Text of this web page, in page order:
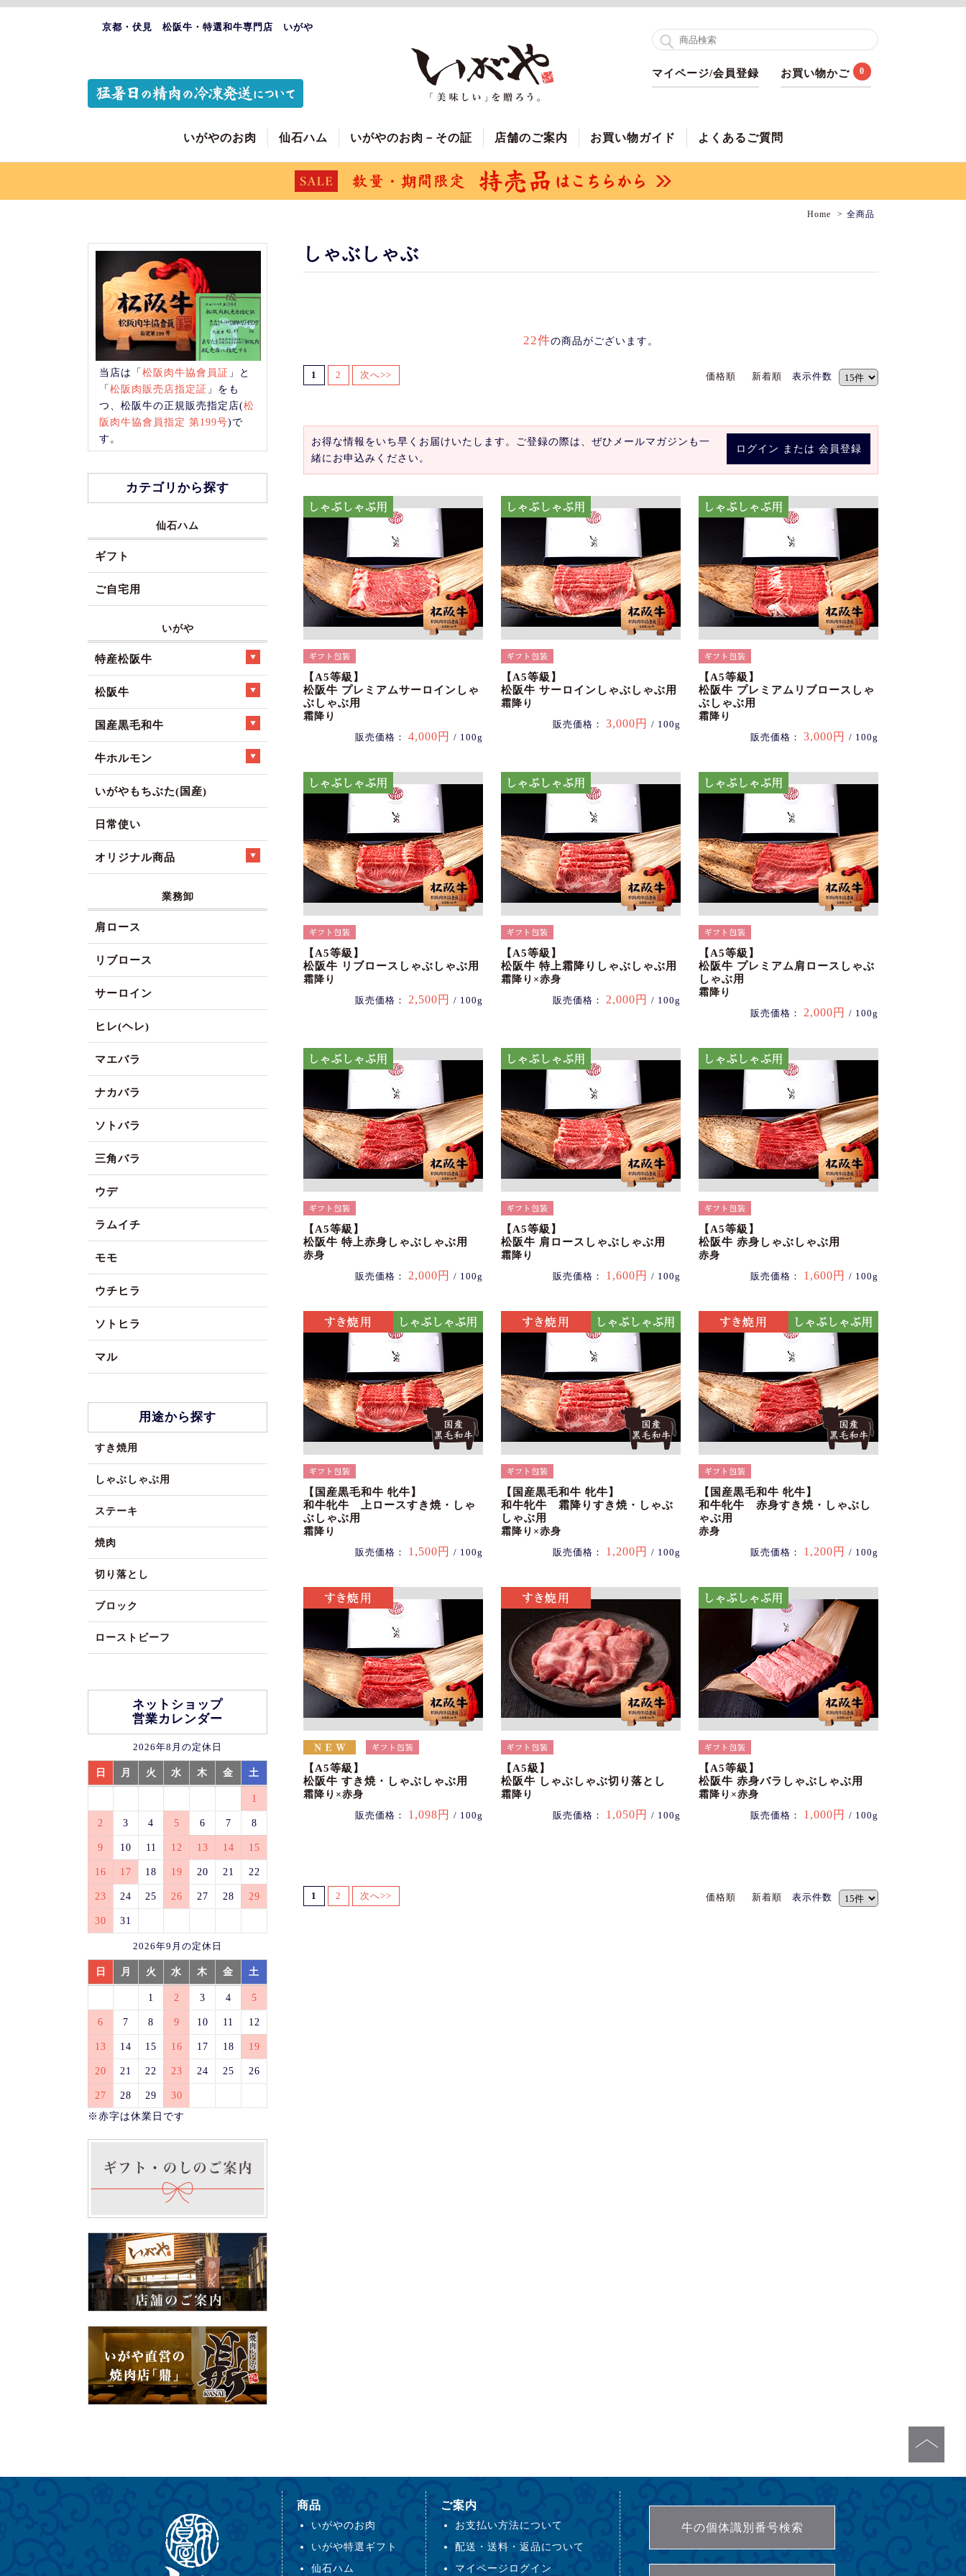
京都・伏見 松阪牛・特選和牛専門店 いがや
マイページ/会員登録 お買い物かご 0
いがやのお肉 仙石ハム いがやのお肉－その証 店舗のご案内 お買い物ガイド よくあるご質問
Home 全商品
しゃぶしゃぶ
22件の商品がございます。
価格順 新着順 表示件数
1 2 次へ>>
ログイン または 会員登録
お得な情報をいち早くお届けいたします。ご登録の際は、ぜひメールマガジンも一
緒にお申込みください。
【A5等級】
松阪牛 プレミアムサーロインしゃ
ぶしゃぶ用
霜降り
販売価格： 4,000円 / 100g
【A5等級】
松阪牛 サーロインしゃぶしゃぶ用
霜降り
販売価格： 3,000円 / 100g
【A5等級】
松阪牛 プレミアムリブロースしゃ
ぶしゃぶ用
霜降り
販売価格： 3,000円 / 100g
【A5等級】
松阪牛 リブロースしゃぶしゃぶ用
霜降り
販売価格： 2,500円 / 100g
【A5等級】
松阪牛 特上霜降りしゃぶしゃぶ用
霜降り×赤身
販売価格： 2,000円 / 100g
【A5等級】
松阪牛 プレミアム肩ロースしゃぶ
しゃぶ用
霜降り
販売価格： 2,000円 / 100g
【A5等級】
松阪牛 特上赤身しゃぶしゃぶ用
赤身
販売価格： 2,000円 / 100g
【A5等級】
松阪牛 肩ロースしゃぶしゃぶ用
霜降り
販売価格： 1,600円 / 100g
【A5等級】
松阪牛 赤身しゃぶしゃぶ用
赤身
販売価格： 1,600円 / 100g
【国産黒毛和牛 牝牛】
和牛牝牛 上ロースすき焼・しゃ
ぶしゃぶ用
霜降り
販売価格： 1,500円 / 100g
【国産黒毛和牛 牝牛】
和牛牝牛 霜降りすき焼・しゃぶ
しゃぶ用
霜降り×赤身
販売価格： 1,200円 / 100g
【国産黒毛和牛 牝牛】
和牛牝牛 赤身すき焼・しゃぶし
ゃぶ用
赤身
販売価格： 1,200円 / 100g
【A5等級】
松阪牛 すき焼・しゃぶしゃぶ用
霜降り×赤身
販売価格： 1,098円 / 100g
【A5級】
松阪牛 しゃぶしゃぶ切り落とし
霜降り
販売価格： 1,050円 / 100g
【A5等級】
松阪牛 赤身バラしゃぶしゃぶ用
霜降り×赤身
販売価格： 1,000円 / 100g
価格順 新着順 表示件数
1 2 次へ>>
当店は「松阪肉牛協會員証 」と
「松阪肉販売店指定証 」をも
つ、松阪牛の正規販売指定店(松
阪肉牛協會員指定 第199号)で
す。
カテゴリから探す
仙石ハム
ギフト
ご自宅用
いがや
特産松阪牛
松阪牛
国産黒毛和牛
牛ホルモン
いがやもちぶた(国産)
日常使い
オリジナル商品
業務卸
肩ロース
リブロース
サーロイン
ヒレ(ヘレ)
マエバラ
ナカバラ
ソトバラ
三角バラ
ウデ
ラムイチ
モモ
ウチヒラ
ソトヒラ
マル
用途から探す
すき焼用
しゃぶしゃぶ用
ステーキ
焼肉
切り落とし
ブロック
ローストビーフ
ネットショップ
営業カレンダー
2026年8月の定休日
日 月 火 水 木 金 土
1
2 3 4 5 6 7 8
9 10 11 12 13 14 15
16 17 18 19 20 21 22
23 24 25 26 27 28 29
30 31
2026年9月の定休日
日 月 火 水 木 金 土
1 2 3 4 5
6 7 8 9 10 11 12
13 14 15 16 17 18 19
20 21 22 23 24 25 26
27 28 29
30
※赤字は休業日です
商品
いがやのお肉
いがや特選ギフト
仙石ハム
ご案内
お支払い方法について
配送・送料・返品について
マイページログイン
牛の個体識別番号検索